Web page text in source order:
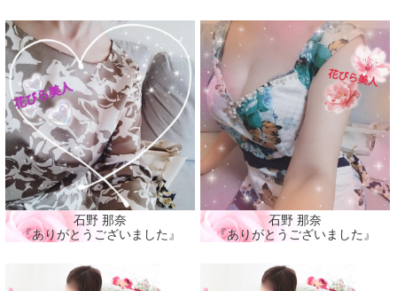
石野 那奈
『ありがとうございました』
石野 那奈
『ありがとうございました』